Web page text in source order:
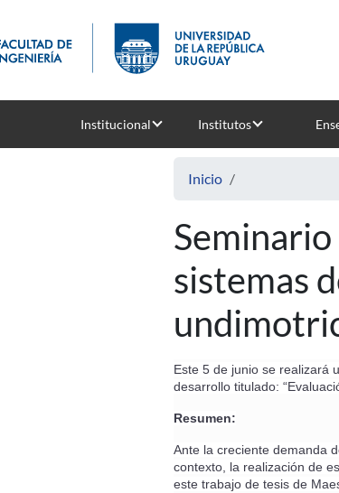
Institucional Institutos
Inicio
sistemas
Este 5 de junio se realizará
desarrollo titulado:
Resumen:
Ante la creciente demanda
contexto, la realización de
este trabajo de tesis de